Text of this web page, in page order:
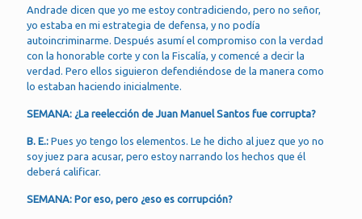
Andrade dicen que yo me estoy contradiciendo, pero no señor,
yo estaba en mi estrategia de defensa, y no podía
autoincriminarme. Después asumí el compromiso con la verdad
con la honorable corte y con la Fiscalía, y comencé a decir la
verdad. Pero ellos siguieron defendiéndose de la manera como
lo estaban haciendo inicialmente.
SEMANA: ¿La reelección de Juan Manuel Santos fue corrupta?
B. E.: Pues yo tengo los elementos. Le he dicho al juez que yo no
soy juez para acusar, pero estoy narrando los hechos que él
deberá calificar.
SEMANA: Por eso, pero ¿eso es corrupción?